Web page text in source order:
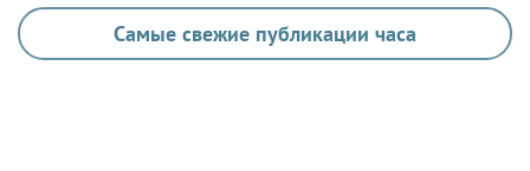
Самые свежие публикации часа